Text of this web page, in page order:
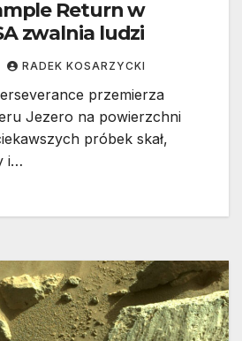
Return w
zwalnia ludzi
RADEK KOSARZYCKI
przemierza
Jezero na powierzchni
próbek skał,
i…